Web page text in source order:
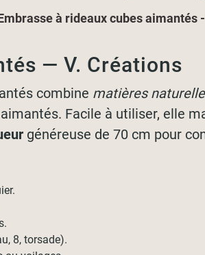
à rideaux cubes aimantés
— V. Créations
combine matières
Facile à utiliser, elle
généreuse de 70 cm pour
8, torsade).